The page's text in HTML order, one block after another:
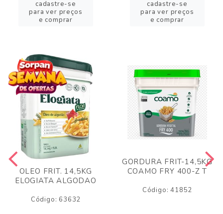
cadastre-se
para ver preços
e comprar
cadastre-se
para ver preços
e comprar
OLEO FRIT. 14,5KG
ELOGIATA ALGODAO
Código: 63632
GORDURA FRIT-14,5KG
COAMO FRY 400-Z T
Código: 41852